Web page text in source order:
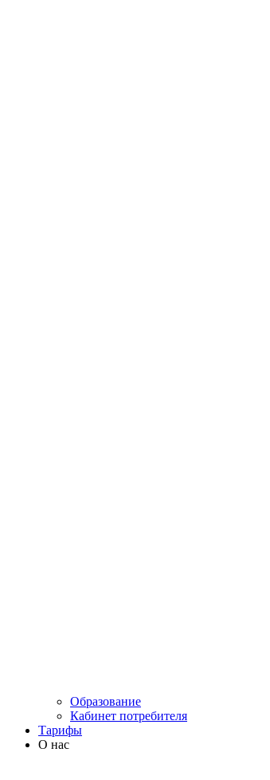
Образование
Кабинет потребителя
Тарифы
О нас